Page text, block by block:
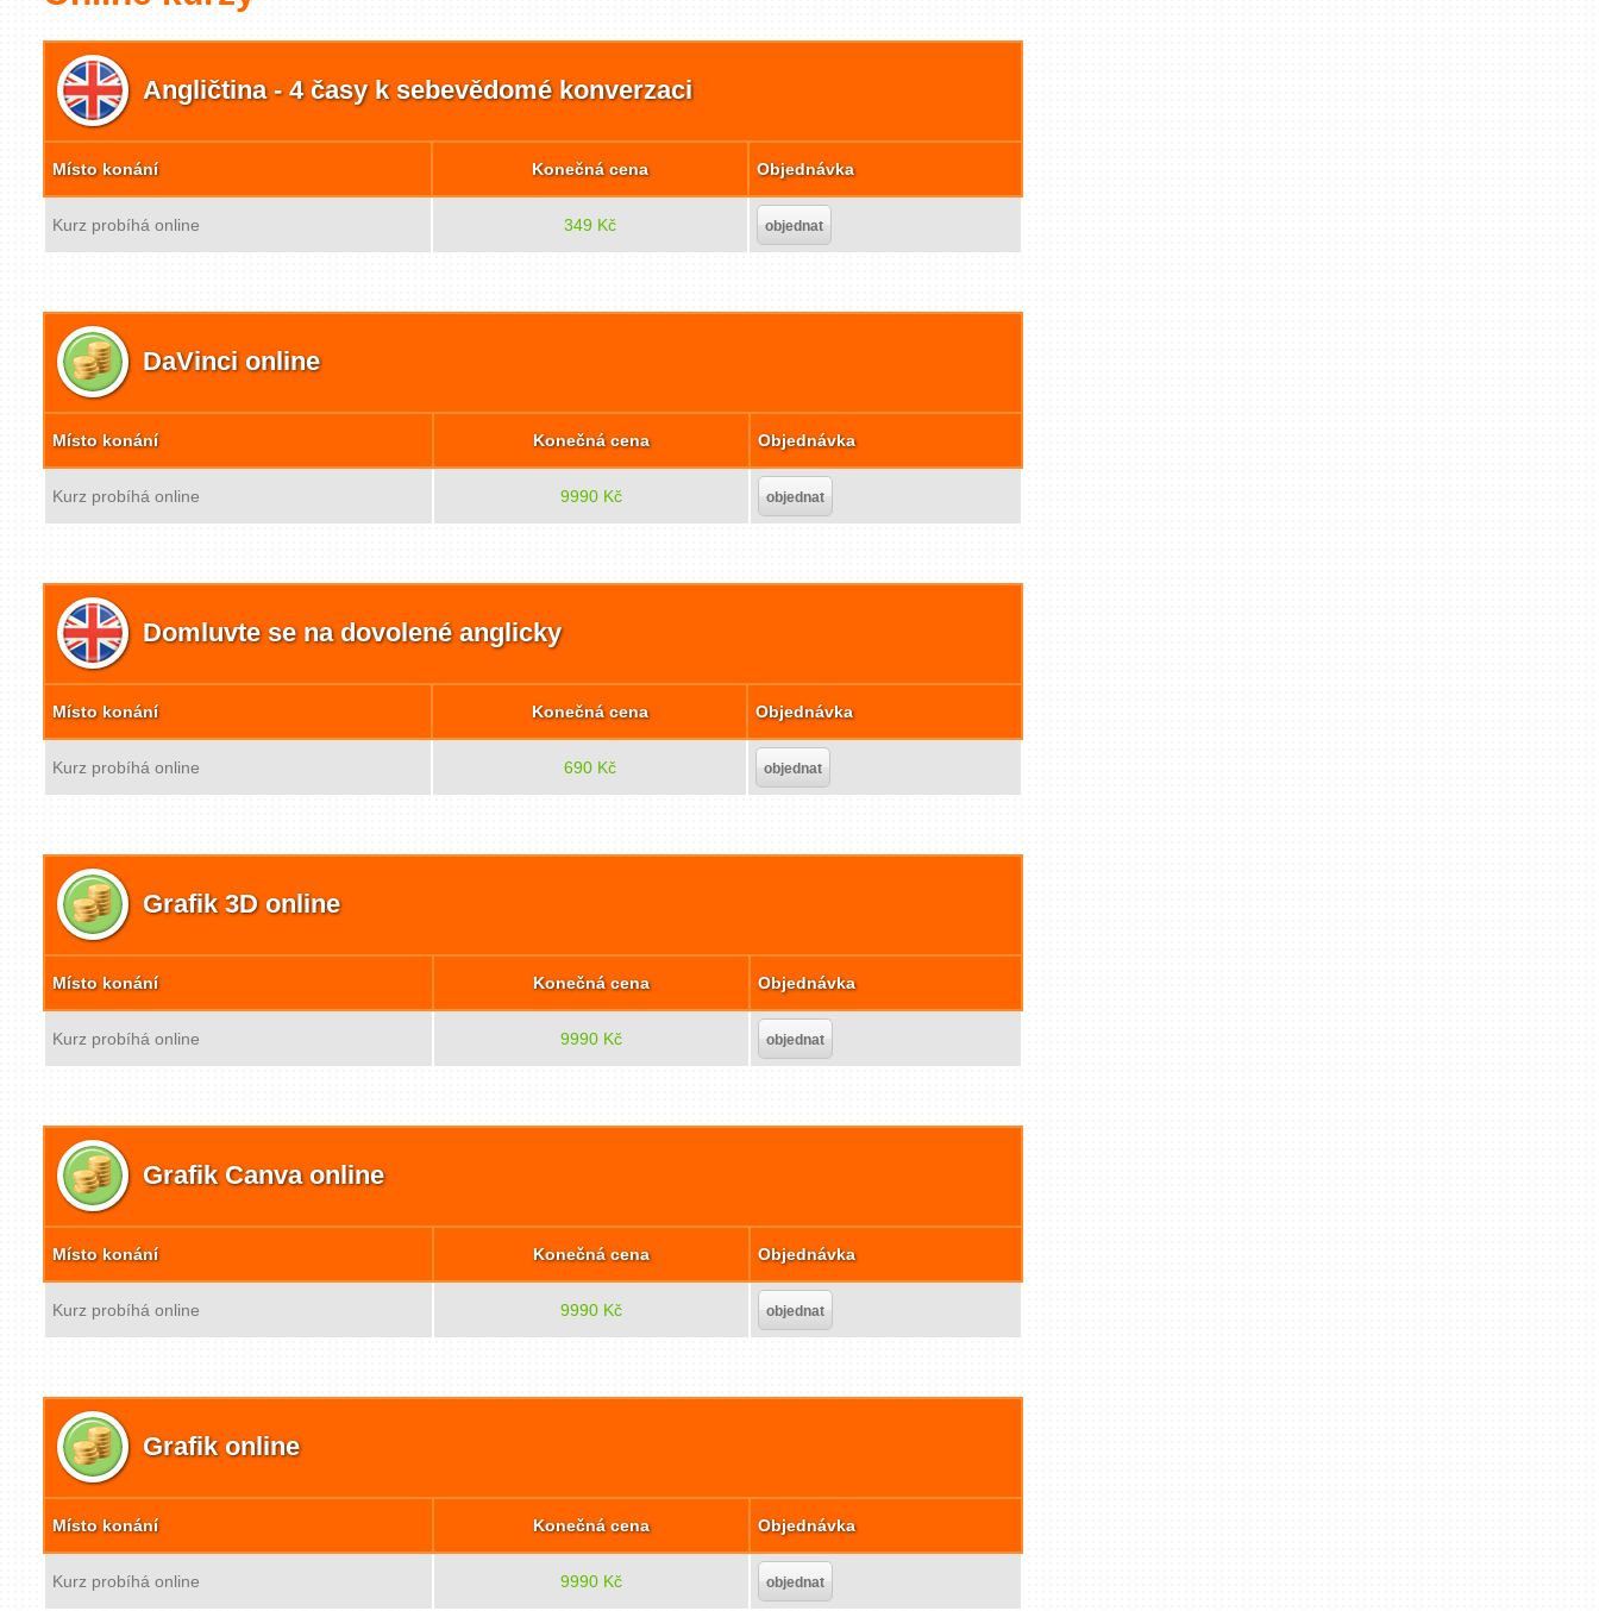
Angličtina - 4 časy k sebevědomé konverzaci
Místo konání Konečná cena Objednávka
Kurz probíhá online 349 Kč objednat
DaVinci online
Místo konání Konečná cena Objednávka
Kurz probíhá online 9990 Kč objednat
Domluvte se na dovolené anglicky
Místo konání Konečná cena Objednávka
Kurz probíhá online 690 Kč objednat
Grafik 3D online
Místo konání Konečná cena Objednávka
Kurz probíhá online 9990 Kč objednat
Grafik Canva online
Místo konání Konečná cena Objednávka
Kurz probíhá online 9990 Kč objednat
Grafik online
Místo konání Konečná cena Objednávka
Kurz probíhá online 9990 Kč objednat